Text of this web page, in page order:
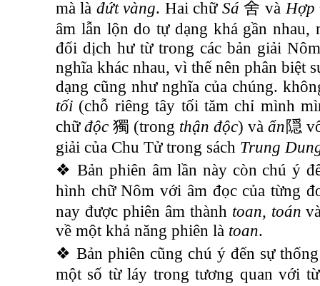
mà là đứt vàng. Hai chữ Sá舍 và Hợp
âm lẫn lộn do tự dạng khá gần nhau,
đối dịch hư từ trong các bản giải
nghĩa khác nhau, vì thế nên phân biệt
dạng cũng như nghĩa của chúng.
tối (chỗ riêng tây tối tăm chỉ mình
chữđộc獨 (trong thận độc) vàẩn隠
giải của Chu Tử trong sách Trung
❖ Bản phiên âm lần này còn chú ý
hình chữ Nôm với âm đọc của từng
nay được phiên âm thành toan, toán
về một khả năng phiên là toan.
❖ Bản phiên cũng chú ý đến sự
một số từ láy trong tương quan với